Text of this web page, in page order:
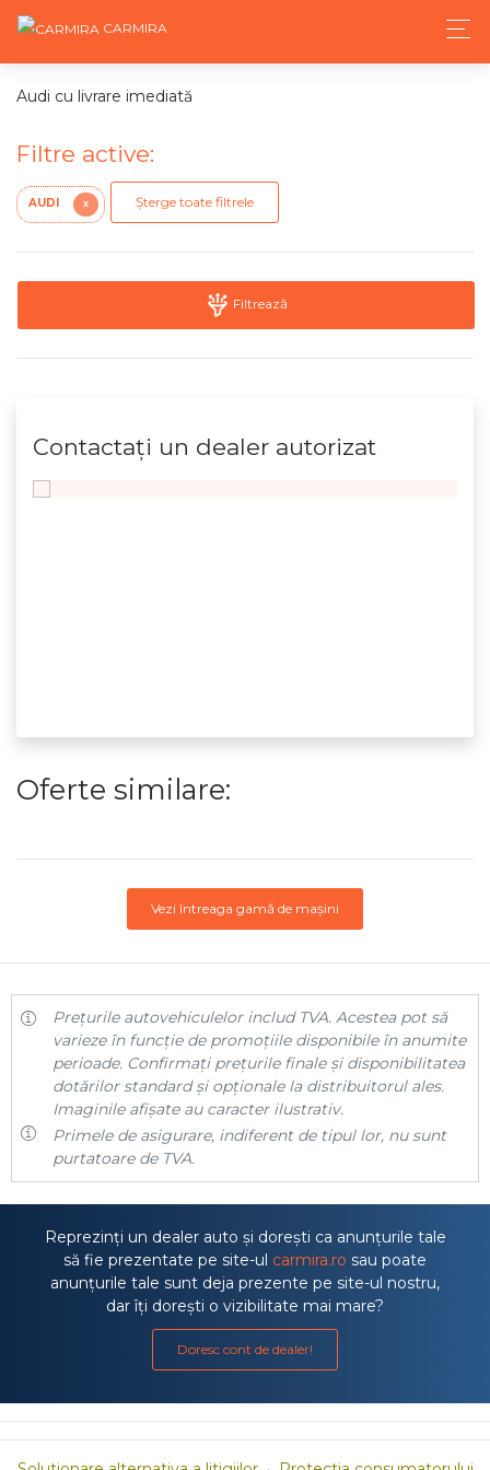
CARMIRA
Audi cu livrare imediată
Filtre active:
AUDI X Șterge toate filtrele
Filtrează
Contactaţi un dealer autorizat
Oferte similare:
Vezi întreaga gamă de mașini
Prețurile autovehiculelor includ TVA. Acestea pot să
varieze în funcție de promoțiile disponibile în anumite
perioade. Confirmați prețurile finale și disponibilitatea
dotărilor standard și opționale la distribuitorul ales.
Imaginile afișate au caracter ilustrativ.
Primele de asigurare, indiferent de tipul lor, nu sunt
purtatoare de TVA.
Reprezinți un dealer auto și dorești ca anunțurile tale
să fie prezentate pe site-ul carmira.ro sau poate
anunțurile tale sunt deja prezente pe site-ul nostru,
dar îți dorești o vizibilitate mai mare?
Doresc cont de dealer!